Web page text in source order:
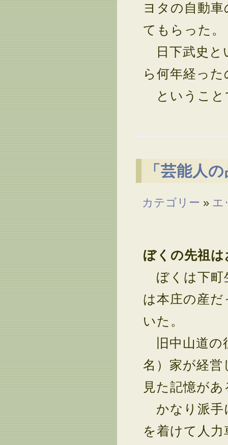
ヨタの自動
てもらった。
日下武史と
ら何年経っ
ということ
「芸能人
カテゴリー » エ
ぼくの先祖
ぼくは下町
は本庄の産
いた。
旧中山道の
名）家が経
見た記憶が
かなり派手
を着けて人